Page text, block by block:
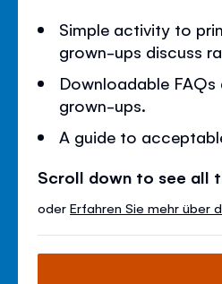
Simple activity to
grown-ups discuss
Downloadable
grown-ups.
A guide to
Scroll down to see all
oderErfahren Sie mehr über